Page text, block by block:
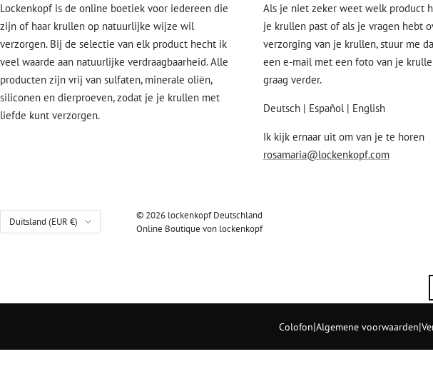
Lockenkopf is de online boetiek voor iedereen die
zijn of haar krullen op natuurlijke wijze wil
verzorgen. Bij de selectie van elk product hecht ik
veel waarde aan natuurlijke verdraagbaarheid. Alle
producten zijn vrij van sulfaten, minerale oliën,
siliconen en dierproeven, zodat je je krullen met
liefde kunt verzorgen.
Als je niet zeker weet welk product
je krullen past of als je vragen hebt
verzorging van je krullen, stuur me
een e-mail met een foto van je
graag verder.
Deutsch | Español | English
Ik kijk ernaar uit om van je te horen
rosamaria@lockenkopf.com
Land/regio
Duitsland (EUR €)
© 2026 lockenkopf Deutschland
Online Boutique von lockenkopf
Colofon|Algemene voorwaarden|